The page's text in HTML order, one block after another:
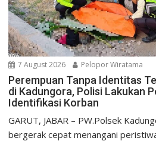
7 August 2026 Pelopor Wiratama
Perempuan Tanpa Identitas
di Kadungora, Polisi Lakukan
Identifikasi Korban
GARUT, JABAR – PW.Polsek
bergerak cepat menangani